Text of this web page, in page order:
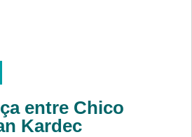
entre Chico
Kardec